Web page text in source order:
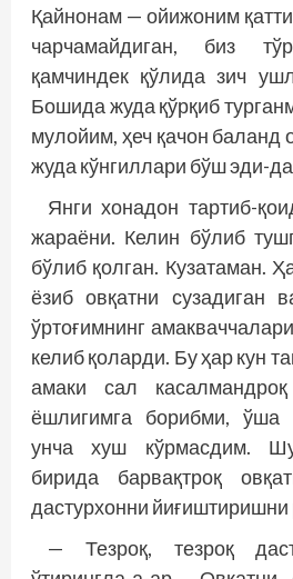
Қайнонам — ойижоним
чарчамайдиган, биз
қамчиндек қўлида зич
Бошида жуда қўрқиб
мулойим, ҳеч қачон баланд
жуда кўнгиллари бўш эди-
Янги хонадон тартиб-
жараёни. Келин бўлиб
бўлиб қолган. Кузатаман.
ёзиб овқатни суза­диган
ўртоғимнинг
келиб қоларди. Бу ҳар кун
амаки сал
ёшлигимга борибми, ўша
унча хуш кўрмасдим.
бирида барвақтроқ
дастурхонни
— Тезроқ, тезроқ